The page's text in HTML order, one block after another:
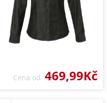
Cena od 469,99Kč